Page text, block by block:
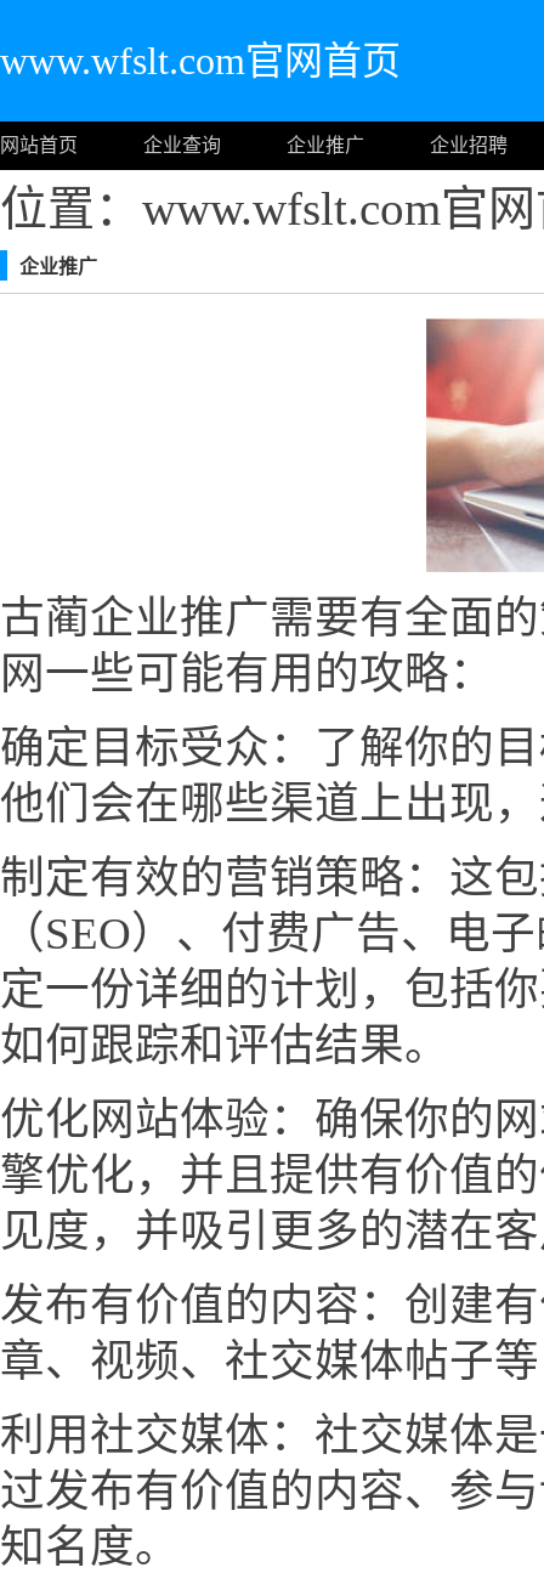
www.wfslt.com官网首页
网站首页 企业查询 企业推广 企业招聘
位置：www.wfslt.com官
企业推广
古蔺企业推广需要有全面
网一些可能有用的攻略：
确定目标受众：了解你的
他们会在哪些渠道上出现
制定有效的营销策略：这
（SEO）、付费广告、电
定一份详细的计划，包括
如何跟踪和评估结果。
优化网站体验：确保你的
擎优化，并且提供有价值
见度，并吸引更多的潜在
发布有价值的内容：创建
章、视频、社交媒体帖子
利用社交媒体：社交媒体
过发布有价值的内容、参
知名度。